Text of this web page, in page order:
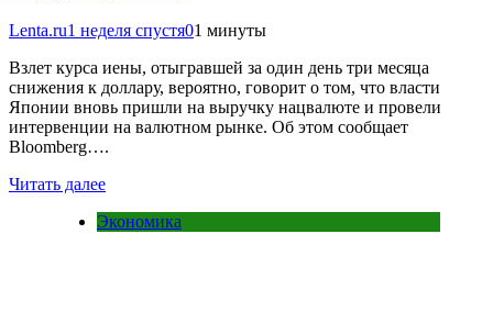
Lenta.ru1 неделя спустя01 минуты
Взлет курса иены, отыгравшей за один день три месяца
снижения к доллару, вероятно, говорит о том, что власти
Японии вновь пришли на выручку нацвалюте и провели
интервенции на валютном рынке. Об этом сообщает
Bloomberg….
Читать далее
Экономика